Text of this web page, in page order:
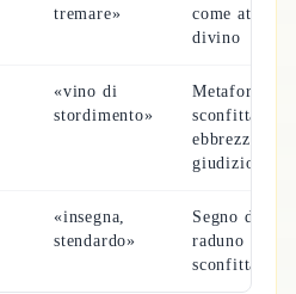
tremare»
come atto
divino
«vino di
stordimento»
Metafora
sconfitta
ebbrezza di
giudizio
«insegna,
stendardo»
Segno di
raduno post-
sconfitta